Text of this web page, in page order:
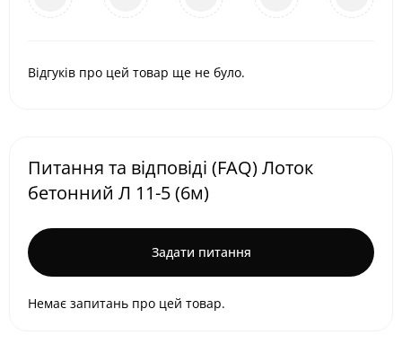
Відгуків про цей товар ще не було.
Питання та відповіді (FAQ) Лоток
бетонний Л 11-5 (6м)
Задати питання
Немає запитань про цей товар.